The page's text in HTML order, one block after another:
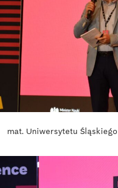
mat. Uniwersytetu Śląskiego